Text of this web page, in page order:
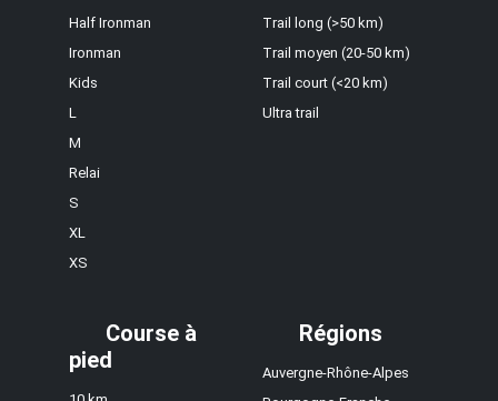
Half Ironman
Ironman
Kids
L
M
Relai
S
XL
XS
Trail long (>50 km)
Trail moyen (20-50 km)
Trail court (<20 km)
Ultra trail
Course à
pied
Régions
Auvergne-Rhône-Alpes